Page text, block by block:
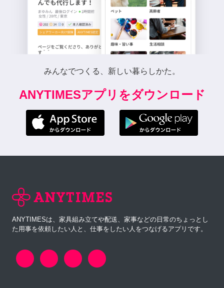
みんなでつくる、新しい暮らしかた。
ANYTIMESアプリをダウンロード
ANYTIMESは、家具組み立てや配送、家事などの日常のちょっとし
た用事を依頼したい人と、仕事をしたい人をつなげるアプリです。